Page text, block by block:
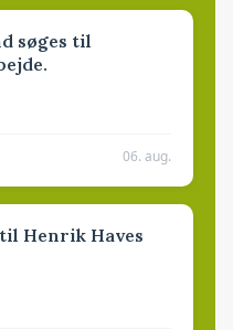
søges til
06. aug.
Henrik Haves